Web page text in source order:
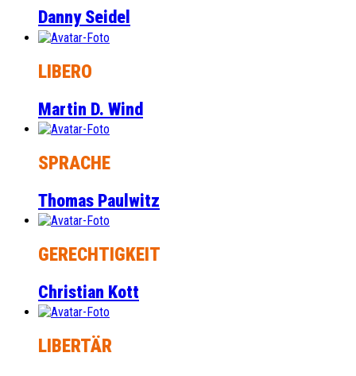
Danny Seidel
LIBERO
Martin D. Wind
SPRACHE
Thomas Paulwitz
GERECHTIGKEIT
Christian Kott
LIBERTÄR